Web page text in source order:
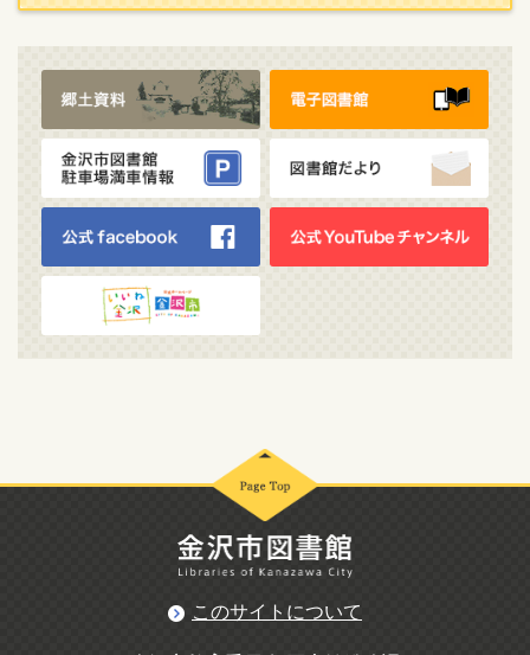
このサイトについて